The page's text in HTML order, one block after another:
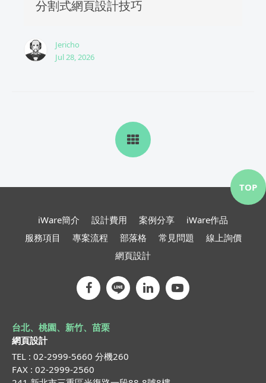
分割式網頁設計技巧
Jericho
Jul 28, 2026
iWare簡介 設計費用 案例分享
iWare作品
服務項目
專案流程 部落格 常見問題
線上詢價
網頁設計
台北、桃園、新竹、苗栗
網頁設計
TEL : 02-2999-5660 分機260
FAX : 02-2999-2560
TOP